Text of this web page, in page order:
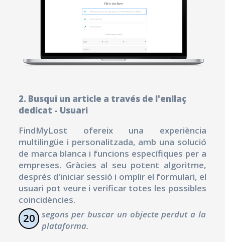
2. Busqui un article a través de l'enllaç
dedicat - Usuari
FindMyLost ofereix una experiència
multilingüe i personalitzada, amb una solució
de marca blanca i funcions específiques per a
empreses. Gràcies al seu potent algoritme,
després d'iniciar sessió i omplir el formulari, el
usuari pot veure i verificar totes les possibles
coincidències.
20
segons per buscar un objecte perdut a la
plataforma.